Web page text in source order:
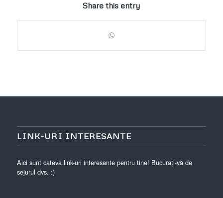
Share this entry
LINK-URI INTERESANTE
Aici sunt cateva link-uri interesante pentru tine! Bucurați-vă de
sejurul dvs. :)